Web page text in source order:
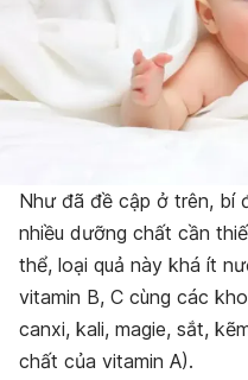
Như đã đề cập ở trên, bí
nhiều dưỡng chất cần
thể, loại quả này khá ít
vitamin B, C cùng các
canxi, kali, magie, sắt,
chất của vitamin A).